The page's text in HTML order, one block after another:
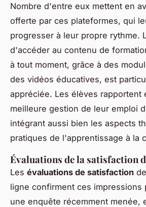
Nombre d'entre eux mettent en
offerte par ces plateformes, qui
progresser à leur propre rythme.
d'accéder au contenu de
à tout moment, grâce à des
des vidéos éducatives, est
appréciée. Les élèves rapportent
meilleure gestion de leur emploi
intégrant aussi bien les aspects
pratiques de l'apprentissage à la
Évaluations de la satisfaction
Les évaluations de satisfaction
ligne confirment ces impressions
une enquête récemment menée,